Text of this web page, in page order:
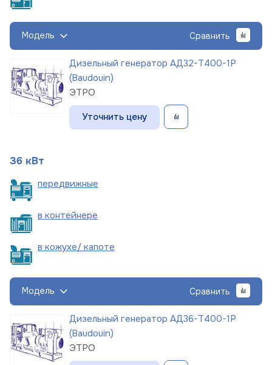
Модель Сравнить
Дизельный генератор АД32-Т400-1Р
(Baudouin)
ЭТРО
Уточнить цену
36 кВт
передвижные
в контейнере
в кожухе/ капоте
Модель Сравнить
Дизельный генератор АД36-Т400-1Р
(Baudouin)
ЭТРО